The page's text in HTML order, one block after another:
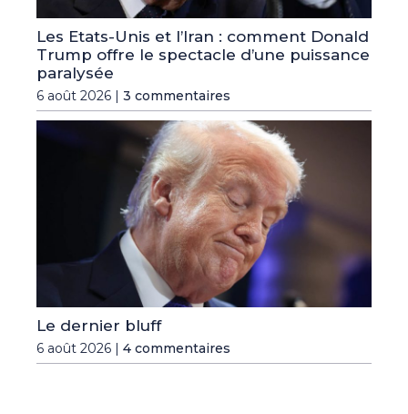
Les Etats-Unis et l’Iran : comment Donald
Trump offre le spectacle d’une puissance
paralysée
6 août 2026 | 3 commentaires
Le dernier bluff
6 août 2026 | 4 commentaires